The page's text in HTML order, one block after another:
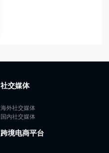
社交媒体
海外社交媒体
国内社交媒体
跨境电商平台